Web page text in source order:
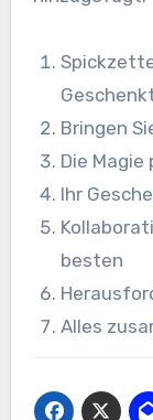
Bringen
Die
Ihr
besten
Alles